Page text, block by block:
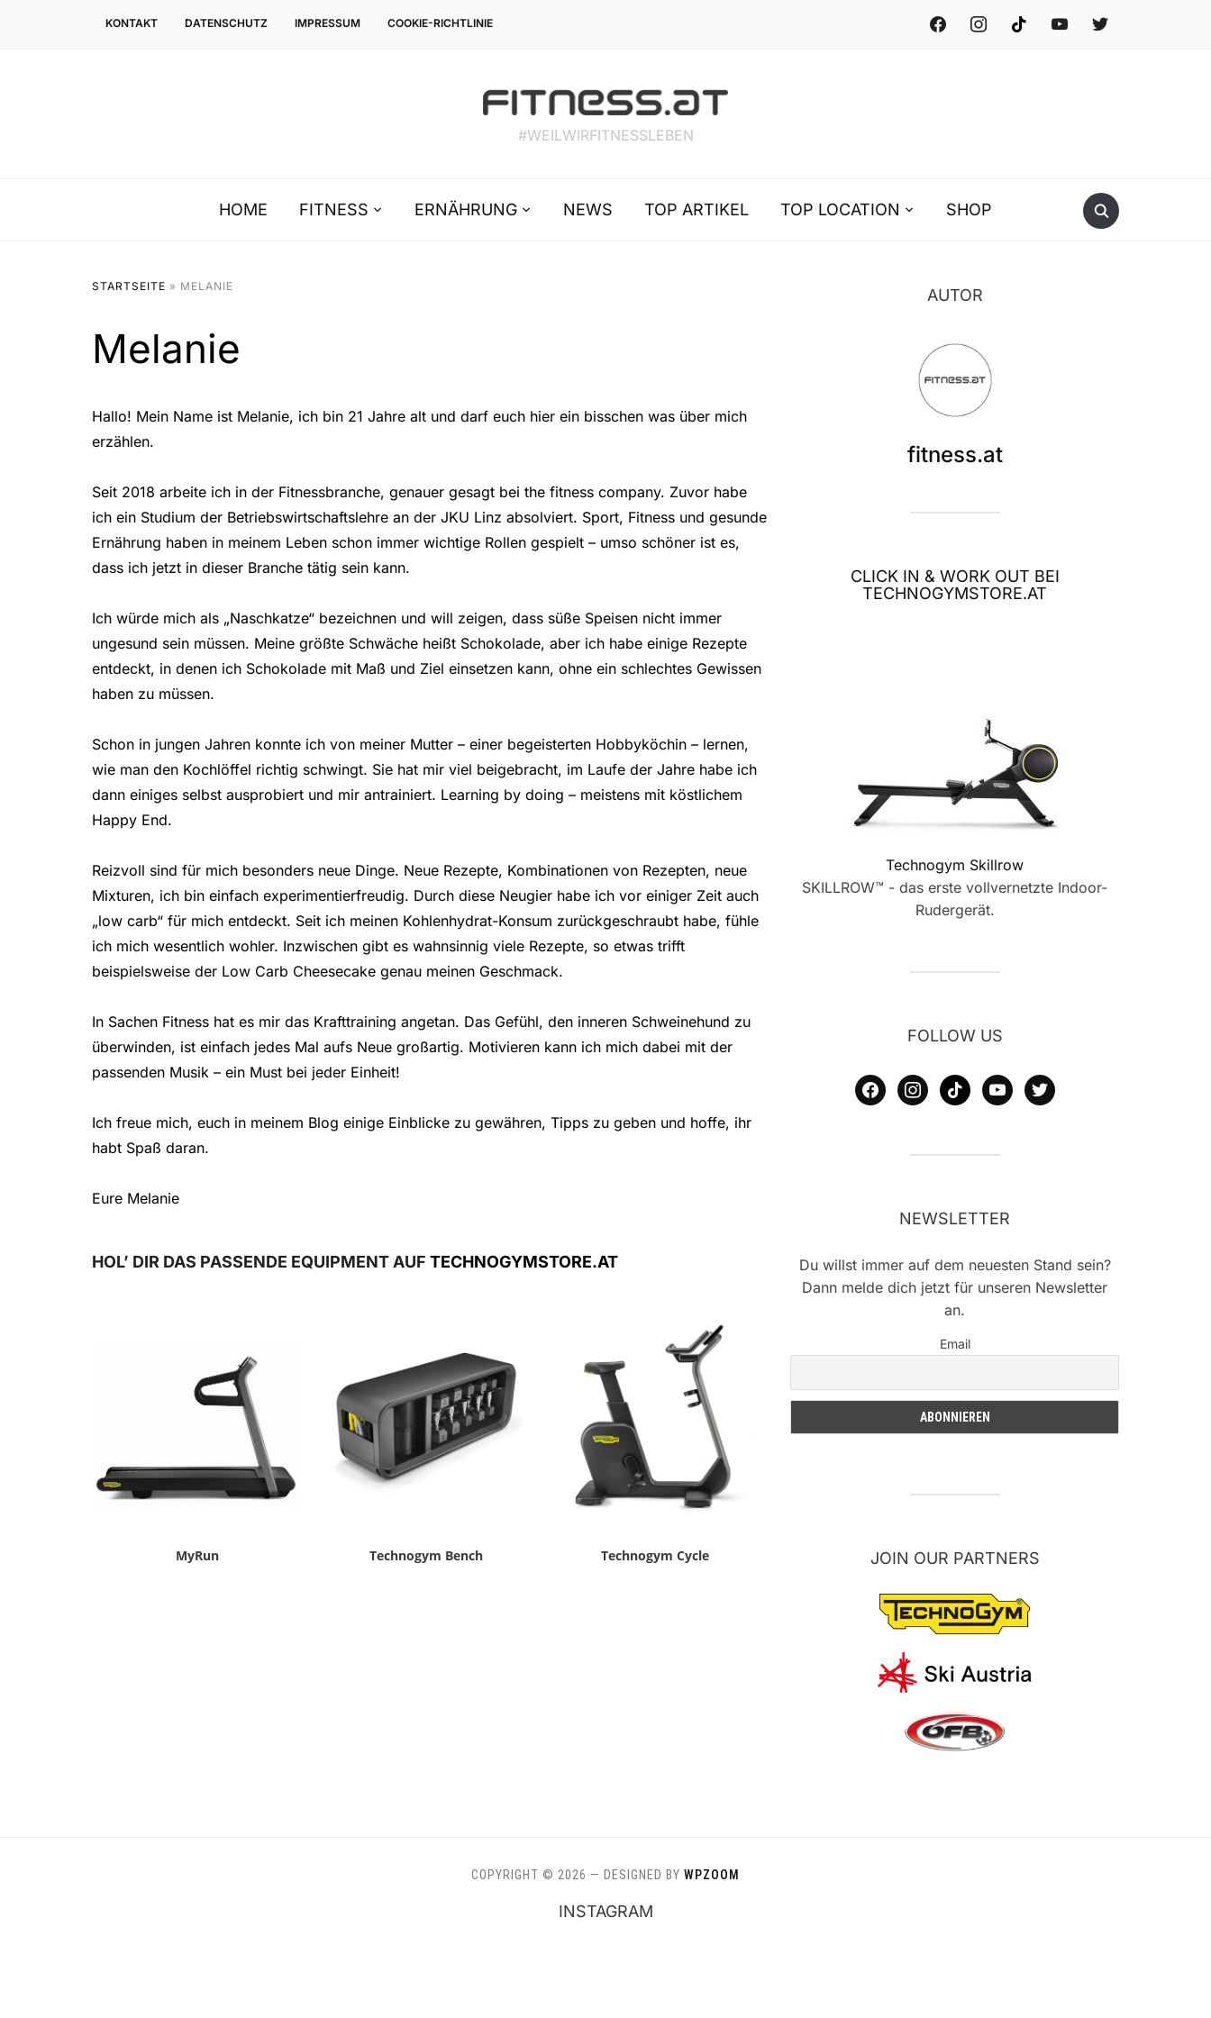
facebook instagramtiktok youtube twitter
KONTAKT DATENSCHUTZ IMPRESSUM COOKIE-RICHTLINIE
#WEILWIRFITNESSLEBEN
HOME FITNESS ERNÄHRUNG NEWS TOP ARTIKEL TOP LOCATION SHOP
STARTSEITE » MELANIE
Melanie
Hallo! Mein Name ist Melanie, ich bin 21 Jahre alt und darf euch hier ein bisschen was über mich
erzählen.
Seit 2018 arbeite ich in der Fitnessbranche, genauer gesagt bei the fitness company. Zuvor habe
ich ein Studium der Betriebswirtschaftslehre an der JKU Linz absolviert. Sport, Fitness und gesunde
Ernährung haben in meinem Leben schon immer wichtige Rollen gespielt – umso schöner ist es,
dass ich jetzt in dieser Branche tätig sein kann.
Ich würde mich als „Naschkatze“ bezeichnen und will zeigen, dass süße Speisen nicht immer
ungesund sein müssen. Meine größte Schwäche heißt Schokolade, aber ich habe einige Rezepte
entdeckt, in denen ich Schokolade mit Maß und Ziel einsetzen kann, ohne ein schlechtes Gewissen
haben zu müssen.
Schon in jungen Jahren konnte ich von meiner Mutter – einer begeisterten Hobbyköchin – lernen,
wie man den Kochlöffel richtig schwingt. Sie hat mir viel beigebracht, im Laufe der Jahre habe ich
dann einiges selbst ausprobiert und mir antrainiert. Learning by doing – meistens mit köstlichem
Happy End.
Reizvoll sind für mich besonders neue Dinge. Neue Rezepte, Kombinationen von Rezepten, neue
Mixturen, ich bin einfach experimentierfreudig. Durch diese Neugier habe ich vor einiger Zeit auch
„low carb“ für mich entdeckt. Seit ich meinen Kohlenhydrat-Konsum zurückgeschraubt habe, fühle
ich mich wesentlich wohler. Inzwischen gibt es wahnsinnig viele Rezepte, so etwas trifft
beispielsweise der Low Carb Cheesecake genau meinen Geschmack.
In Sachen Fitness hat es mir das Krafttraining angetan. Das Gefühl, den inneren Schweinehund zu
überwinden, ist einfach jedes Mal aufs Neue großartig. Motivieren kann ich mich dabei mit der
passenden Musik – ein Must bei jeder Einheit!
Ich freue mich, euch in meinem Blog einige Einblicke zu gewähren, Tipps zu geben und hoffe, ihr
habt Spaß daran.
Eure Melanie
HOL’ DIR DAS PASSENDE EQUIPMENT AUF TECHNOGYMSTORE.AT
MyRun Technogym Bench Technogym Cycle
AUTOR
fitness.at
CLICK IN & WORK OUT BEI
TECHNOGYMSTORE.AT
Technogym Skillrow
SKILLROW™ - das erste vollvernetzte Indoor-
Rudergerät.
FOLLOW US
facebookinstagram
tiktok youtubetwitter
NEWSLETTER
Du willst immer auf dem neuesten Stand sein?
Dann melde dich jetzt für unseren Newsletter
an.
Email
JOIN OUR PARTNERS
COPYRIGHT © 2026 — DESIGNED BY WPZOOM
INSTAGRAM